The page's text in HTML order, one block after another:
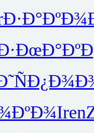
Ð·Ð°ÐºÐ¾
Iren